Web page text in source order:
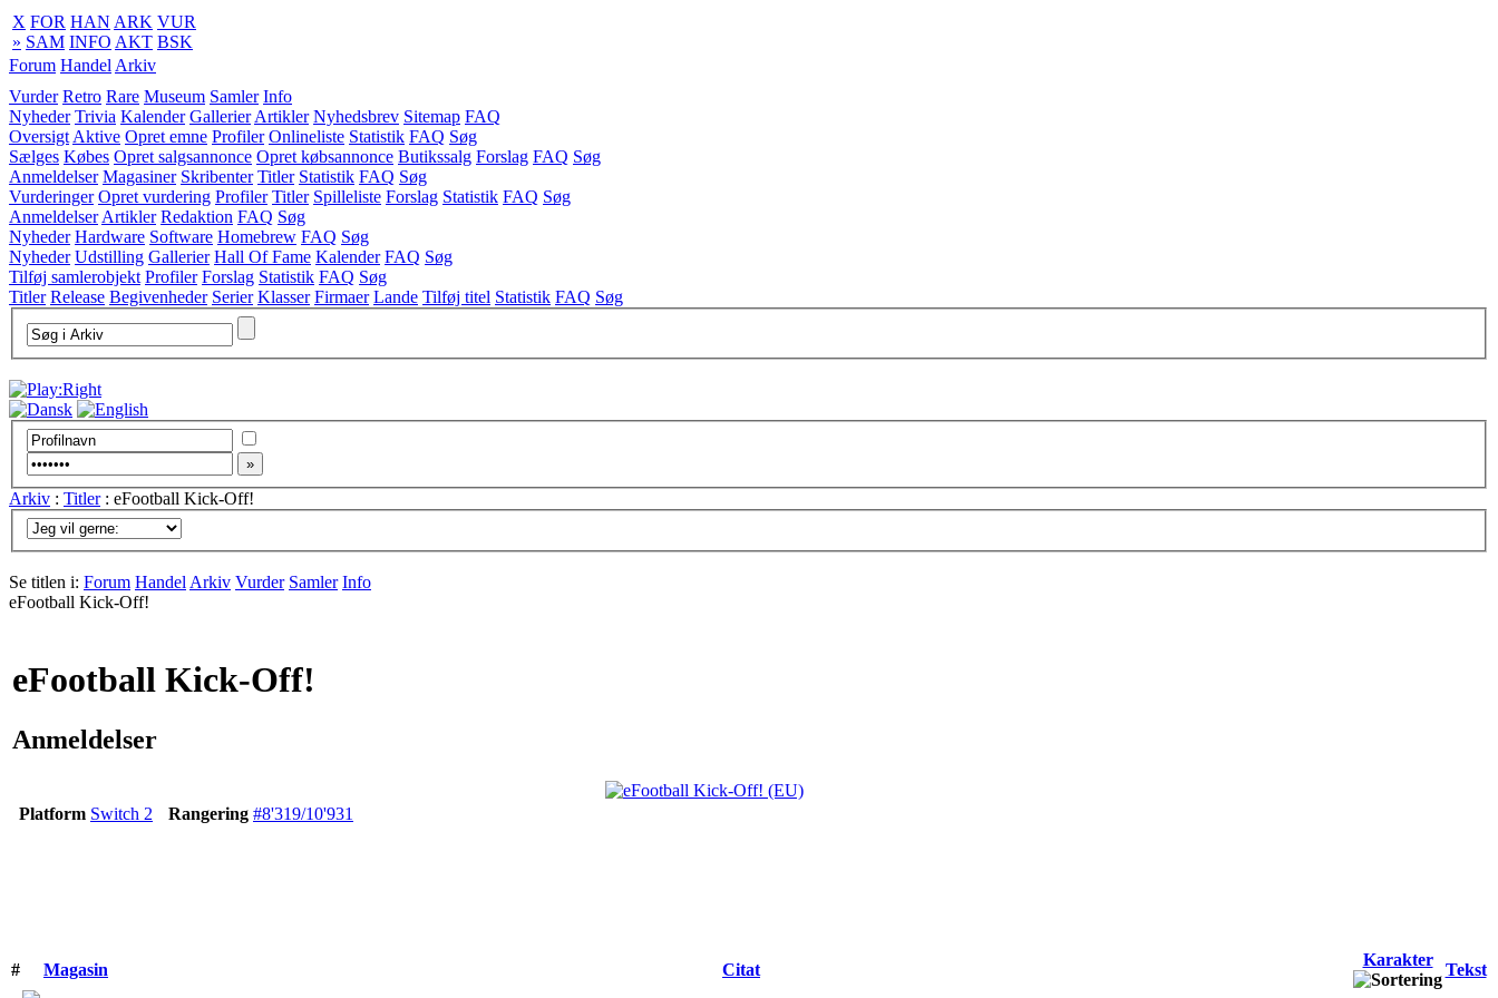
X FOR HAN ARK VUR
» SAM INFO AKT BSK
Forum Handel Arkiv
Vurder Retro Rare Museum Samler Info
Nyheder Trivia Kalender Gallerier Artikler Nyhedsbrev Sitemap FAQ
Oversigt Aktive Opret emne Profiler Onlineliste Statistik FAQ Søg
Sælges Købes Opret salgsannonce Opret købsannonce Butikssalg Forslag FAQ Søg
Anmeldelser Magasiner Skribenter Titler Statistik FAQ Søg
Vurderinger Opret vurdering Profiler Titler Spilleliste Forslag Statistik FAQ Søg
Anmeldelser Artikler Redaktion FAQ Søg
Nyheder Hardware Software Homebrew FAQ Søg
Nyheder Udstilling Gallerier Hall Of Fame Kalender FAQ Søg
Tilføj samlerobjekt Profiler Forslag Statistik FAQ Søg
Titler Release Begivenheder Serier Klasser Firmaer Lande Tilføj titel Statistik FAQ Søg
Arkiv : Titler: eFootball Kick-Off!
Se titlen i: Forum Handel Arkiv Vurder Samler Info
eFootball Kick-Off!
eFootball Kick-Off!
Anmeldelser
Platform Switch 2 Rangering #8'319/10'931
# Magasin Citat
Karakter
Tekst